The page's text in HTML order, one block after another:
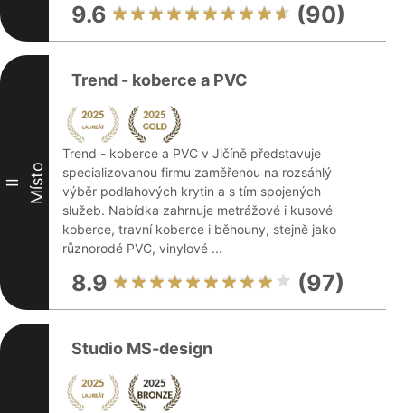
9.6 (90)
II Místo
Trend - koberce a PVC
Trend - koberce a PVC v Jičíně představuje
specializovanou firmu zaměřenou na rozsáhlý
výběr podlahových krytin a s tím spojených
služeb. Nabídka zahrnuje metrážové i kusové
koberce, travní koberce i běhouny, stejně jako
různorodé PVC, vinylové ...
8.9 (97)
Studio MS-design